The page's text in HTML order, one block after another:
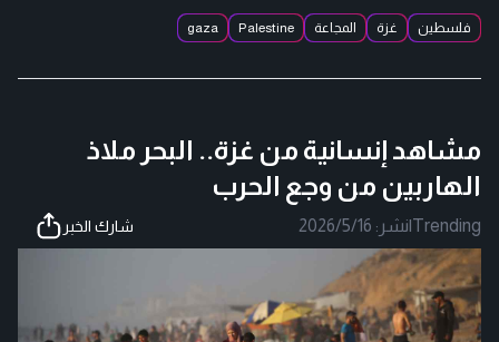
فلسطين غزة المجاعة Palestine
gaza
مشاهد إنسانية من غزة.. البحر ملاذ
الهاربين من وجع الحرب
Trending
|نشر: 2026/5/16 شارك الخبر